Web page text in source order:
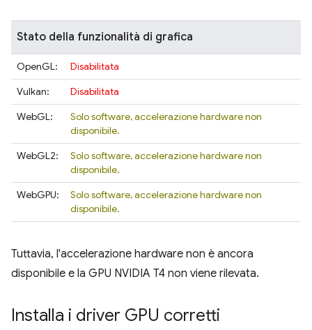
Stato della funzionalità di grafica
OpenGL:
Disabilitata
Vulkan:
Disabilitata
WebGL:
Solo software, accelerazione hardware non
disponibile.
WebGL2:
Solo software, accelerazione hardware non
disponibile.
WebGPU:
Solo software, accelerazione hardware non
disponibile.
Tuttavia, l'accelerazione hardware non è ancora
disponibile e la GPU NVIDIA T4 non viene rilevata.
Installa i driver GPU corretti